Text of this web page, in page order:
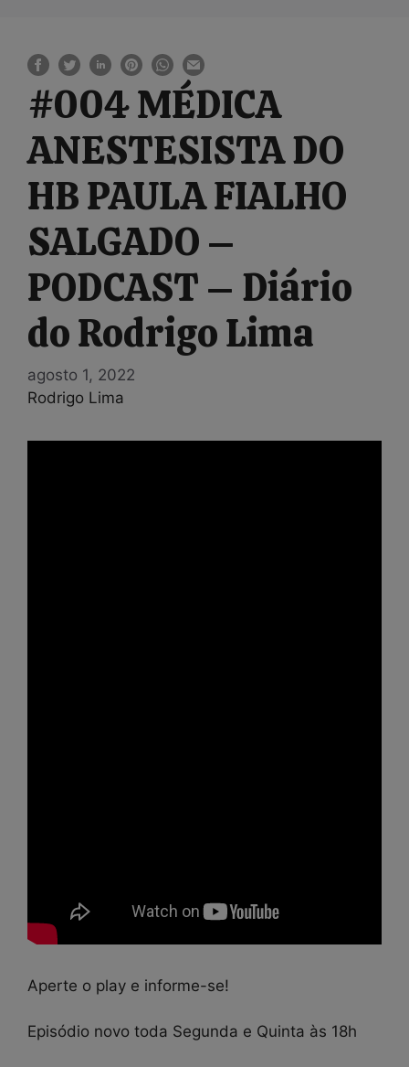
#004 MÉDICA
ANESTESISTA DO
HB PAULA FIALHO
SALGADO –
PODCAST – Diário
do Rodrigo Lima
agosto 1, 2022
Rodrigo Lima
Aperte o play e informe-se!
Episódio novo toda Segunda e Quinta às 18h